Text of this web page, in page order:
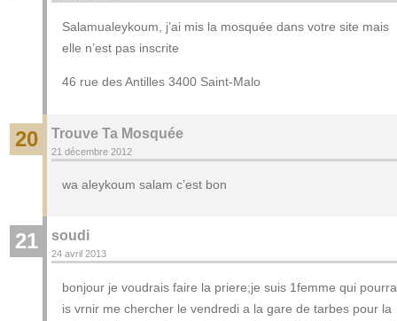
Salamualeykoum, j’ai mis la mosquée dans votre site mais
elle n’est pas inscrite
46 rue des Antilles 3400 Saint-Malo
20 Trouve Ta Mosquée
21 décembre 2012
wa aleykoum salam c’est bon
21 soudi
24 avril 2013
bonjour je voudrais faire la priere;je suis 1femme qui pourra
is vrnir me chercher le vendredi a la gare de tarbes pour la